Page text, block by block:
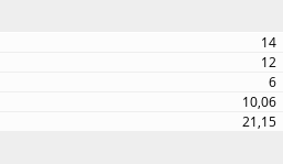
14
12
6
10,06
21,15